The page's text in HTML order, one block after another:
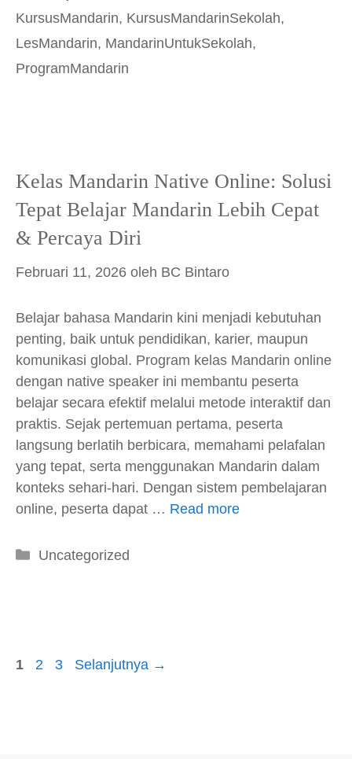
KursusMandarin, KursusMandarinSekolah,
LesMandarin, MandarinUntukSekolah,
ProgramMandarin
Kelas Mandarin Native Online: Solusi
Tepat Belajar Mandarin Lebih Cepat
& Percaya Diri
Februari 11, 2026 oleh BC Bintaro
Belajar bahasa Mandarin kini menjadi kebutuhan
penting, baik untuk pendidikan, karier, maupun
komunikasi global. Program kelas Mandarin online
dengan native speaker ini membantu peserta
belajar secara efektif melalui metode interaktif dan
praktis. Sejak pertemuan pertama, peserta
langsung berlatih berbicara, memahami pelafalan
yang tepat, serta menggunakan Mandarin dalam
konteks sehari-hari. Dengan sistem pembelajaran
online, peserta dapat … Read more
Kategori
Uncategorized
Halaman
1 Halaman
2 Halaman
3 Selanjutnya →